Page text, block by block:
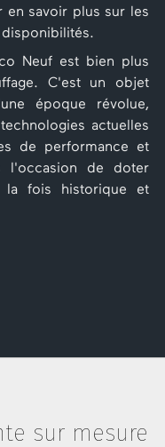
en savoir plus sur les
Neuf est bien plus
C'est un objet
époque révolue,
actuelles
de performance et
l'occasion de doter
la fois historique et
sur mesure